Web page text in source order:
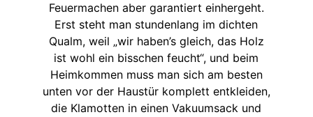
Feuermachen aber garantiert einhergeht.
Erst steht man stundenlang im dichten
Qualm, weil „wir haben’s gleich, das Holz
ist wohl ein bisschen feucht“, und beim
Heimkommen muss man sich am besten
unten vor der Haustür komplett entkleiden,
die Klamotten in einen Vakuumsack und